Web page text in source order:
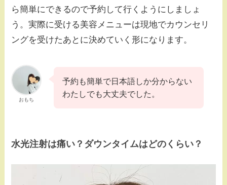
ら簡単にできるので予約して行くようにしましょ
う。実際に受ける美容メニューは現地でカウンセリ
ングを受けたあとに決めていく形になります。
おもち
予約も簡単で日本語しか分からない
わたしでも大丈夫でした。
水光注射は痛い？ダウンタイムはどのくらい？